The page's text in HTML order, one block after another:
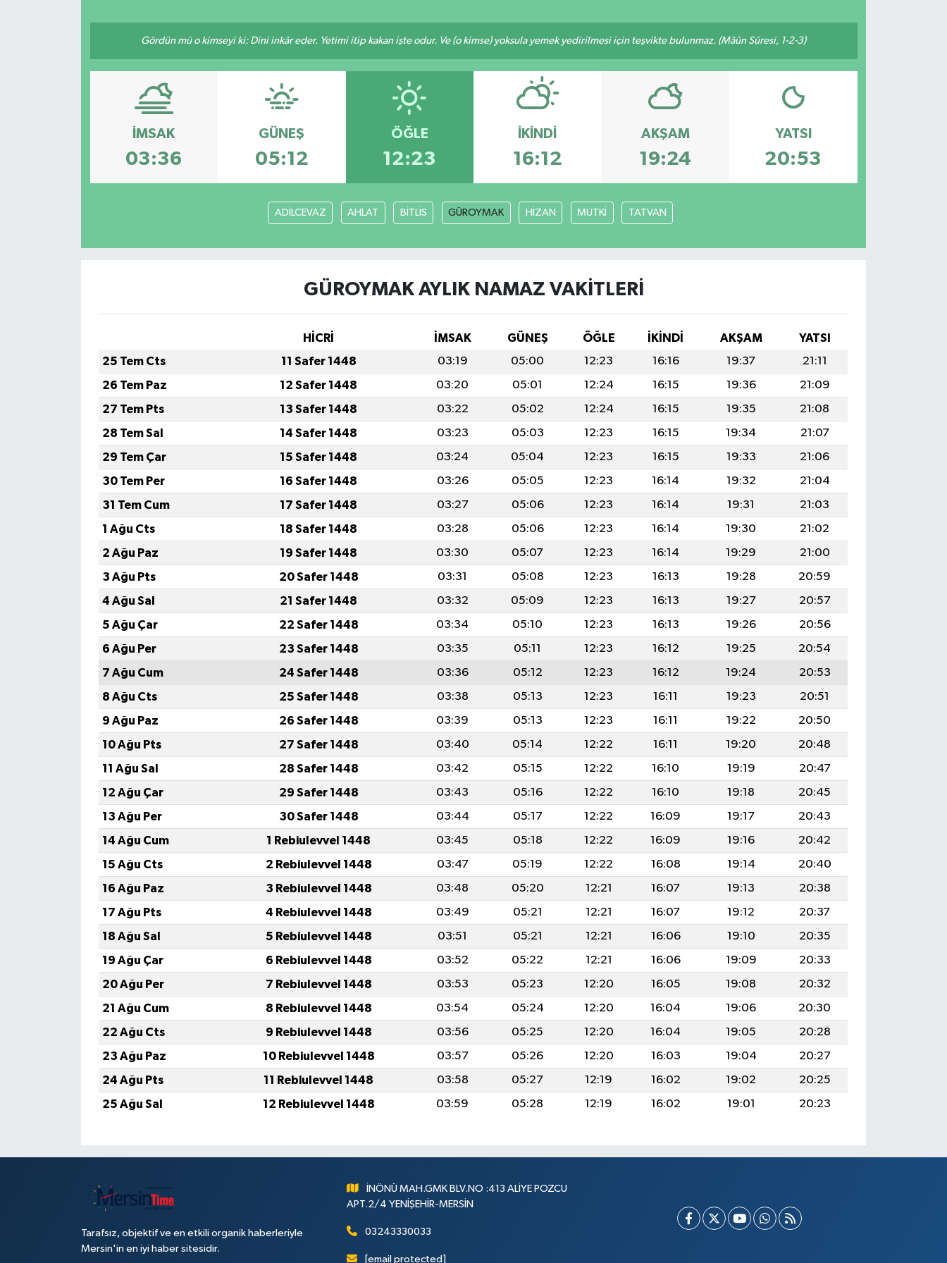
Gördün mü o kimseyi ki: Dini inkâr eder. Yetimi itip kakan işte odur. Ve (o kimse) yoksula yemek yedirilmesi için teşvikte bulunmaz. (Mâûn Sûresi, 1-2-3)
İMSAK
03:36
GÜNEŞ
05:12
ÖĞLE
12:23
İKINDI
16:12
AKŞAM
19:24
YATSI
20:53
ADİLCEVAZ AHLAT BİTLİS GÜROYMAK HİZAN MUTKİ TATVAN
GÜROYMAK AYLIK NAMAZ VAKITLERI
HİCRİ İMSAK GÜNEŞ ÖĞLE İKINDI AKŞAM
YATSI
25 Tem Cts
11 Safer 1448 03:19 05:00 12:23 16:16 19:37
21:11
26 Tem Paz
12 Safer 1448 03:20 05:01 12:24 16:15 19:36
21:09
27 Tem Pts
13 Safer 1448 03:22 05:02 12:24 16:15 19:35
21:08
28 Tem Sal
14 Safer 1448 03:23 05:03 12:23 16:15 19:34
21:07
29 Tem Çar
15 Safer 1448 03:24 05:04 12:23 16:15 19:33
21:06
30 Tem Per
16 Safer 1448 03:26 05:05 12:23 16:14 19:32
21:04
31 Tem Cum
17 Safer 1448 03:27 05:06 12:23 16:14 19:31
21:03
1 Ağu Cts
18 Safer 1448 03:28 05:06 12:23 16:14 19:30
21:02
2 Ağu Paz
19 Safer 1448 03:30 05:07 12:23 16:14 19:29
21:00
3 Ağu Pts
20 Safer 1448 03:31 05:08 12:23 16:13 19:28
20:59
4 Ağu Sal
21 Safer 1448 03:32 05:09 12:23 16:13 19:27
20:57
5 Ağu Çar
22 Safer 1448 03:34 05:10 12:23 16:13 19:26
20:56
6 Ağu Per
23 Safer 1448 03:35 05:11 12:23 16:12 19:25
20:54
7 Ağu Cum
24 Safer 1448 03:36 05:12 12:23 16:12 19:24
20:53
8 Ağu Cts
25 Safer 1448 03:38 05:13 12:23 16:11 19:23
20:51
9 Ağu Paz
26 Safer 1448 03:39 05:13 12:23 16:11 19:22
20:50
10 Ağu Pts
27 Safer 1448 03:40 05:14 12:22 16:11 19:20
20:48
11 Ağu Sal
28 Safer 1448 03:42 05:15 12:22 16:10 19:19
20:47
12 Ağu Çar
29 Safer 1448 03:43 05:16 12:22 16:10 19:18
20:45
13 Ağu Per
30 Safer 1448 03:44 05:17 12:22 16:09 19:17
20:43
14 Ağu Cum
1 Rebiulevvel 1448 03:45 05:18 12:22 16:09 19:16
20:42
15 Ağu Cts
2 Rebiulevvel 1448 03:47 05:19 12:22 16:08 19:14
20:40
16 Ağu Paz
3 Rebiulevvel 1448 03:48 05:20 12:21 16:07 19:13
20:38
17 Ağu Pts
4 Rebiulevvel 1448 03:49 05:21 12:21 16:07 19:12
20:37
18 Ağu Sal
5 Rebiulevvel 1448 03:51 05:21 12:21 16:06 19:10
20:35
19 Ağu Çar
6 Rebiulevvel 1448 03:52 05:22 12:21 16:06 19:09
20:33
20 Ağu Per
7 Rebiulevvel 1448 03:53 05:23 12:20 16:05 19:08
20:32
21 Ağu Cum
8 Rebiulevvel 1448 03:54 05:24 12:20 16:04 19:06
20:30
22 Ağu Cts
9 Rebiulevvel 1448 03:56 05:25 12:20 16:04 19:05
20:28
23 Ağu Paz
10 Rebiulevvel 1448 03:57 05:26 12:20 16:03 19:04
20:27
24 Ağu Pts
11 Rebiulevvel 1448 03:58 05:27 12:19 16:02 19:02
20:25
25 Ağu Sal
12 Rebiulevvel 1448 03:59 05:28 12:19 16:02 19:01 20:23
Tarafsız, objektif ve en etkili organik haberleriyle
Mersin'in en iyi haber sitesidir.
İNÖNÜ MAH.GMK BLV.NO :413 ALİYE POZCU
APT.2/4 YENİŞEHİR-MERSİN
03243330033
[email protected]
Resmi İlan